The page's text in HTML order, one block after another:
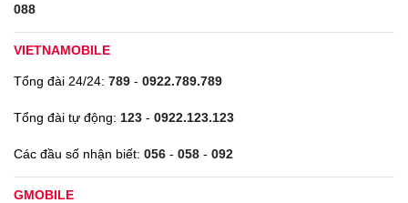
088
VIETNAMOBILE
Tổng đài 24/24: 789 - 0922.789.789
Tổng đài tự động: 123 - 0922.123.123
Các đầu số nhận biết: 056 - 058 - 092
GMOBILE